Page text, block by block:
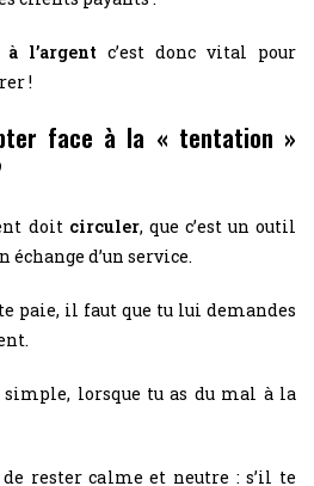
l’argent c’est donc vital pour
!
face à la « tentation »
doit circuler, que c’est un outil
échange d’un service.
paie, il faut que tu lui demandes
simple, lorsque tu as du mal à la
rester calme et neutre : s’il te